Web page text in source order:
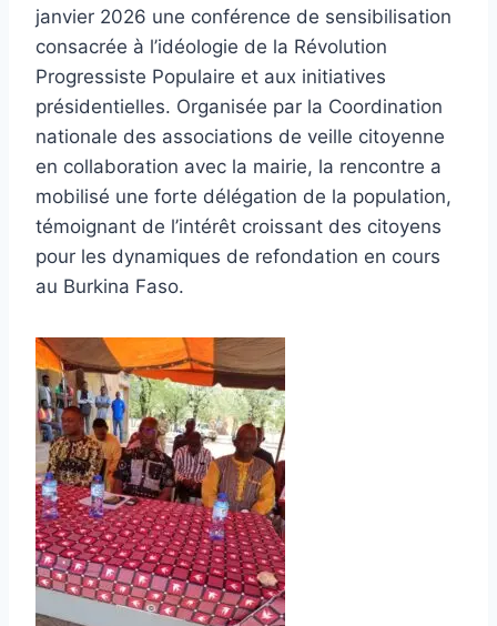
janvier 2026 une conférence de sensibilisation
consacrée à l’idéologie de la Révolution
Progressiste Populaire et aux initiatives
présidentielles. Organisée par la Coordination
nationale des associations de veille citoyenne
en collaboration avec la mairie, la rencontre a
mobilisé une forte délégation de la population,
témoignant de l’intérêt croissant des citoyens
pour les dynamiques de refondation en cours
au Burkina Faso.